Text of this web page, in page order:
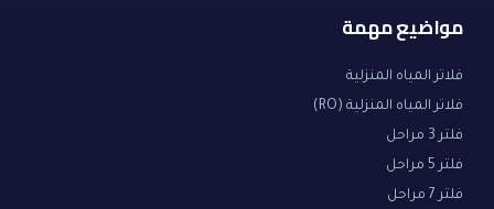
مواضيع مهمة
فلاتر المياه المنزلية
فلاتر المياه المنزلية (RO)
فلتر 3 مراحل
فلتر 5 مراحل
فلتر 7 مراحل